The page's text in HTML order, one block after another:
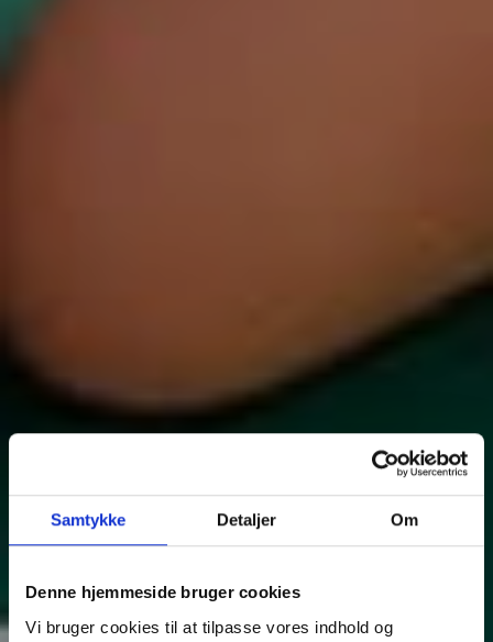
Samtykke Detaljer Om
Denne hjemmeside bruger cookies
Vi bruger cookies til at tilpasse vores indhold og